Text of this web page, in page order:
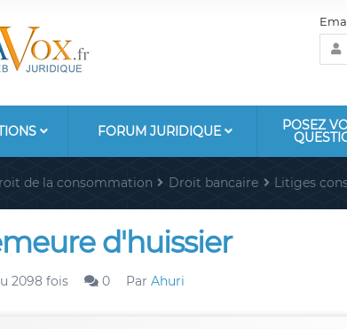
FORUM JURIDIQUE POSEZ
de la consommation Droit bancaire Litiges
d'huissier
2098 fois 0 Par Ahuri